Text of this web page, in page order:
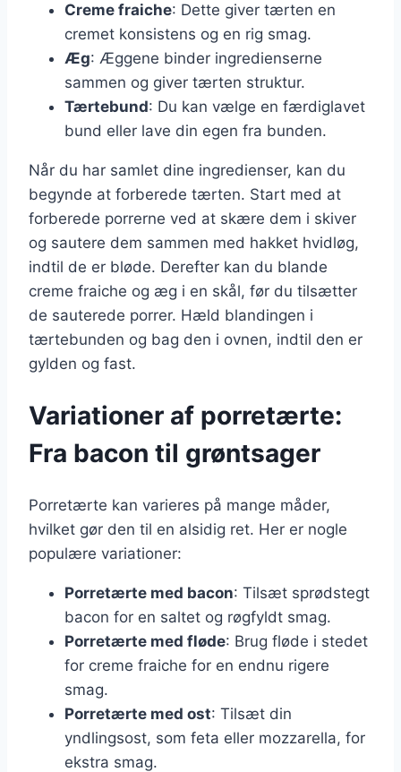
Creme fraiche: Dette giver tærten en
cremet konsistens og en rig smag.
Æg: Æggene binder ingredienserne
sammen og giver tærten struktur.
Tærtebund: Du kan vælge en færdiglavet
bund eller lave din egen fra bunden.
Når du har samlet dine ingredienser, kan du
begynde at forberede tærten. Start med at
forberede porrerne ved at skære dem i skiver
og sautere dem sammen med hakket hvidløg,
indtil de er bløde. Derefter kan du blande
creme fraiche og æg i en skål, før du tilsætter
de sauterede porrer. Hæld blandingen i
tærtebunden og bag den i ovnen, indtil den er
gylden og fast.
Variationer af porretærte:
Fra bacon til grøntsager
Porretærte kan varieres på mange måder,
hvilket gør den til en alsidig ret. Her er nogle
populære variationer:
Porretærte med bacon: Tilsæt sprødstegt
bacon for en saltet og røgfyldt smag.
Porretærte med fløde: Brug fløde i stedet
for creme fraiche for en endnu rigere
smag.
Porretærte med ost: Tilsæt din
yndlingsost, som feta eller mozzarella, for
ekstra smag.